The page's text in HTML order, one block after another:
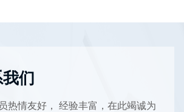
们
热情友好， 经验丰富，在此竭诚为